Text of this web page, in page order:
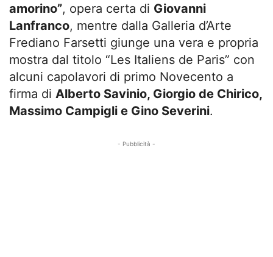
amorino”, opera certa di Giovanni
Lanfranco, mentre dalla Galleria d’Arte
Frediano Farsetti giunge una vera e propria
mostra dal titolo “Les Italiens de Paris” con
alcuni capolavori di primo Novecento a
firma di Alberto Savinio, Giorgio de Chirico,
Massimo Campigli e Gino Severini.
- Pubblicità -